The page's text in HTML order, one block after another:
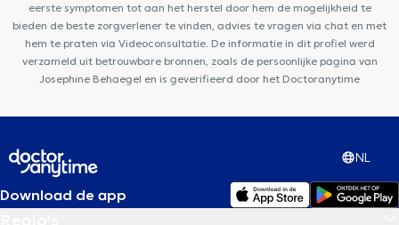
eerste symptomen tot aan het herstel door hem de mogelijkheid te
bieden de beste zorgverlener te vinden, advies te vragen via chat en met
hem te praten via Videoconsultatie. De informatie in dit profiel werd
verzameld uit betrouwbare bronnen, zoals de persoonlijke pagina van
Josephine Behaegel en is geverifieerd door het Doctoranytime
NL
Download de app